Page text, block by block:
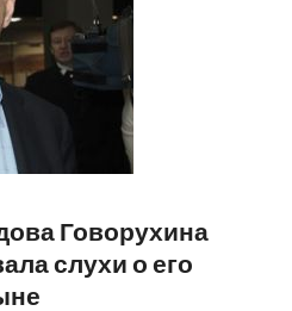
Говорухина
слухи о его